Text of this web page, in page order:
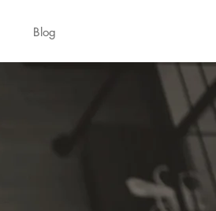
Blog